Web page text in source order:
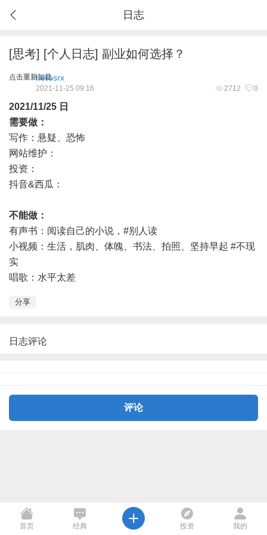
日志
[思考] [个人日志] 副业如何选择？
点击重新加载
herosrx
2712 0
2021-11-25 09:16
2021/11/25 日
需要做：
写作： 悬疑
恐怖
网站维护：
投资 ：
抖音&西瓜：
不能做：
有声书：阅读自己的小说，#别人读
小视频：生活，肌肉、体魄、书法、拍照、坚持早起 #不现
实
唱歌：水平太差
分享
日志评论
评论
首页 经典 投资 我的